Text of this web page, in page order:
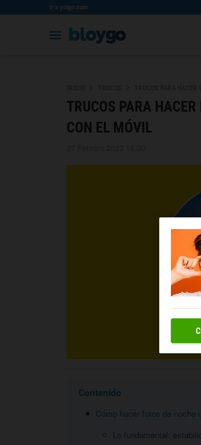
Ir a yoigo.com
TRUCOS PARA
CON EL MÓVIL
Contenido
Cómo hacer fotos de noche
Lo fundamental: